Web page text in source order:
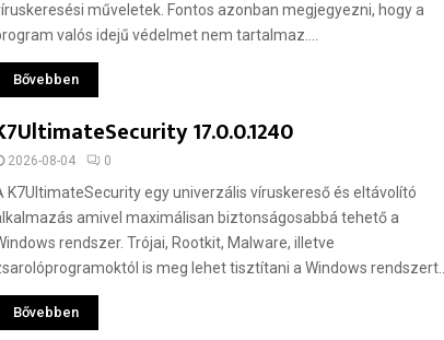
műveletek. Fontos azonban megjegyezni, hogy a
valós idejű védelmet nem tartalmaz....
Bővebben
17.0.0.1240
2026-08-04 0
K7UltimateSecurity egy univerzális víruskereső és eltávolító
amivel maximálisan biztonságosabbá tehető a
rendszer. Trójai, Rootkit, Malware, illetve
is meg lehet tisztítani a Windows rendszert....
Bővebben